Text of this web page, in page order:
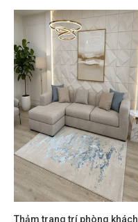
Thảm trang trí phòng khách